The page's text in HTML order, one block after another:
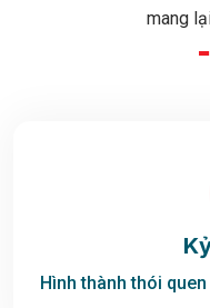
mang
Hình thành thói